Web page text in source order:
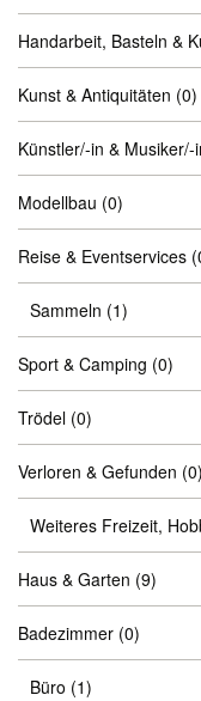
Handarbeit, Basteln &
Kunst & Antiquitäten (0)
Künstler/-in & Musiker/-
Modellbau (0)
Reise & Eventservices
Sammeln (1)
Sport & Camping (0)
Trödel (0)
Verloren & Gefunden (0)
Weiteres Freizeit,
Haus & Garten (9)
Badezimmer (0)
Büro (1)